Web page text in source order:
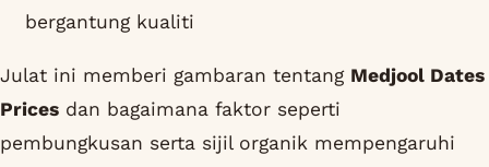
bergantung kualiti
Julat ini memberi gambaran tentang Medjool Dates
Prices dan bagaimana faktor seperti
pembungkusan serta sijil organik mempengaruhi